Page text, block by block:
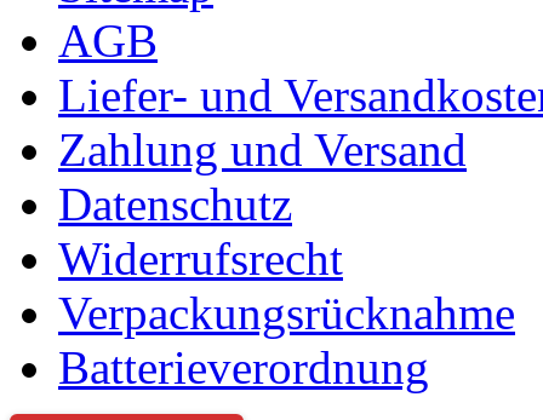
AGB
Liefer- und
Zahlung und Versand
Datenschutz
Widerrufsrecht
Verpackungsrücknahme
Batterieverordnung